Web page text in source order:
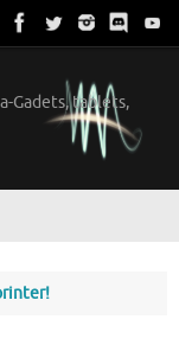
Gadets, tablets,